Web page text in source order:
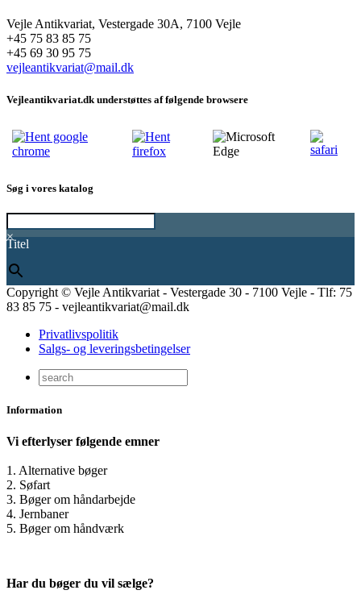
Vejle Antikvariat, Vestergade 30A, 7100 Vejle
+45 75 83 85 75
+45 69 30 95 75
vejleantikvariat@mail.dk
Vejleantikvariat.dk understøttes af følgende browsere
Søg i vores katalog
×
Titel
Copyright © Vejle Antikvariat - Vestergade 30 - 7100 Vejle - Tlf: 75
83 85 75 - vejleantikvariat@mail.dk
Privatlivspolitik
Salgs- og leveringsbetingelser
Information
Vi efterlyser følgende emner
1. Alternative bøger
2. Søfart
3. Bøger om håndarbejde
4. Jernbaner
5. Bøger om håndværk
Har du bøger du vil sælge?